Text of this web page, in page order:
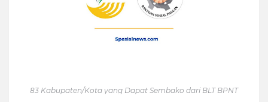
83 Kabupaten/Kota yang Dapat Sembako dari BLT BPNT